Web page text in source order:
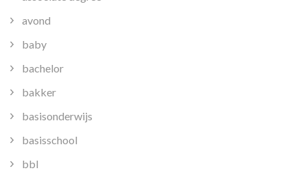
avond
baby
bachelor
bakker
basisonderwijs
basisschool
bbl